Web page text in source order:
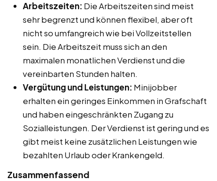
Arbeitszeiten: Die Arbeitszeiten sind meist
sehr begrenzt und können flexibel, aber oft
nicht so umfangreich wie bei Vollzeitstellen
sein. Die Arbeitszeit muss sich an den
maximalen monatlichen Verdienst und die
vereinbarten Stunden halten.
Vergütung und Leistungen: Minijobber
erhalten ein geringes Einkommen in Grafschaft
und haben eingeschränkten Zugang zu
Sozialleistungen. Der Verdienst ist gering und es
gibt meist keine zusätzlichen Leistungen wie
bezahlten Urlaub oder Krankengeld.
Zusammenfassend